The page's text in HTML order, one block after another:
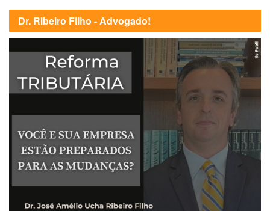
Dr. Ribeiro Filho - Advogado!